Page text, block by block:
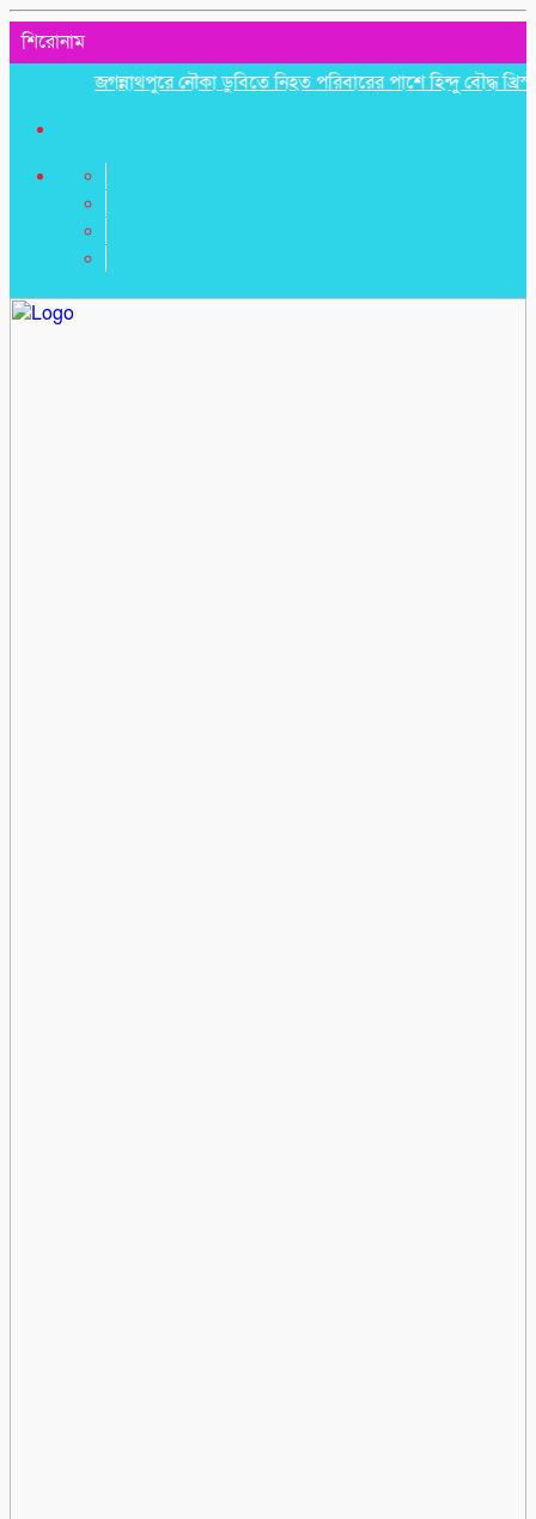
শিরোনাম
জগন্নাথপুরে নৌকা ডুবিতে নিহত পরিবারের পাশে হিন্দু বৌদ্ধ